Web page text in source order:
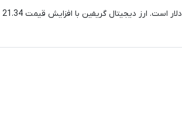
دلار است. ارز دیجیتال گریفین با افزایش قیمت21.34